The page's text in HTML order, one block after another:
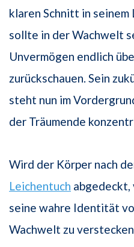
klaren Schnitt in seinem
sollte in der Wachwelt
Unvermögen endlich
zurückschauen. Sein
steht nun im
der Träumende
Wird der Körper nach
Leichentuch abgedeckt,
seine wahre Identität
Wachwelt zu